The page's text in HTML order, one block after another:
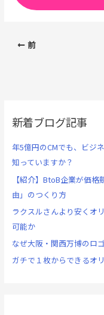
前
新着ブログ記事
年5億円のCMでも、ビ
知っていますか？
【紹介】BtoB企業が価
由」のつくり方
ラクスルさんより安くオ
可能か
なぜ大阪・関西万博のロ
ガチで１枚からできるオ